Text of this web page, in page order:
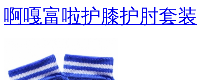
啊嘎富啦护膝护肘套装